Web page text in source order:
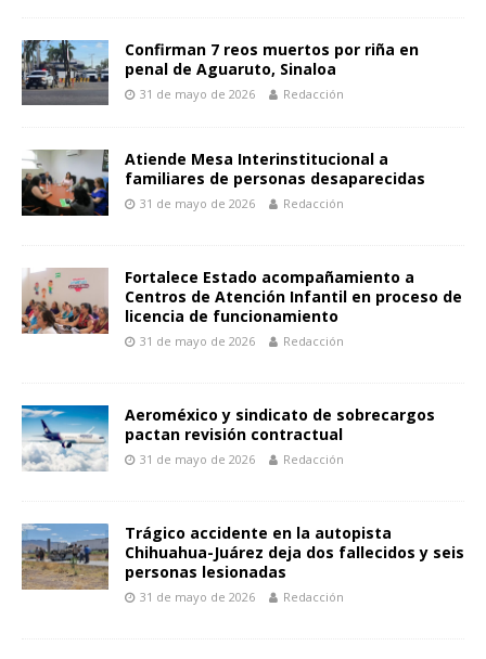
Confirman 7 reos muertos por riña en
penal de Aguaruto, Sinaloa
31 de mayo de 2026 Redacción
Atiende Mesa Interinstitucional a
familiares de personas desaparecidas
31 de mayo de 2026 Redacción
Fortalece Estado acompañamiento a
Centros de Atención Infantil en proceso de
licencia de funcionamiento
31 de mayo de 2026 Redacción
Aeroméxico y sindicato de sobrecargos
pactan revisión contractual
31 de mayo de 2026 Redacción
Trágico accidente en la autopista
Chihuahua-Juárez deja dos fallecidos y seis
personas lesionadas
31 de mayo de 2026 Redacción